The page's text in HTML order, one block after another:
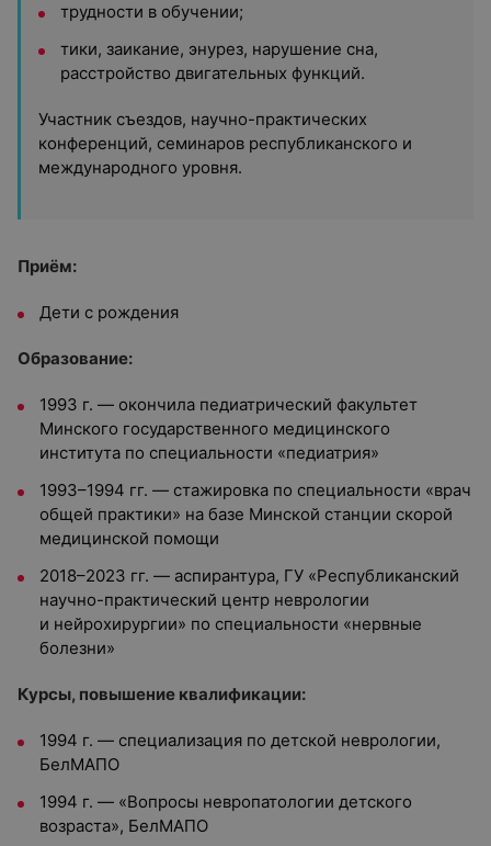
трудности в обучении;
тики, заикание, энурез, нарушение сна,
расстройство двигательных функций.
Участник съездов, научно-практических
конференций, семинаров республиканского и
международного уровня.
Приём:
Дети с рождения
Образование:
1993 г. — окончила педиатрический факультет
Минского государственного медицинского
института по специальности «педиатрия»
1993–1994 гг. — стажировка по специальности «врач
общей практики» на базе Минской станции скорой
медицинской помощи
2018–2023 гг. — аспирантура, ГУ «Республиканский
научно-практический центр неврологии
и нейрохирургии» по специальности «нервные
болезни»
Курсы, повышение квалификации:
1994 г. — специализация по детской неврологии,
БелМАПО
1994 г. — «Вопросы невропатологии детского
возраста», БелМАПО